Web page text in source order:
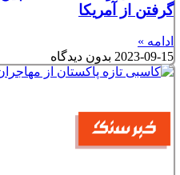
گرفتن از آمریکا
ادامه »
2023-09-15 بدون دیدگاه